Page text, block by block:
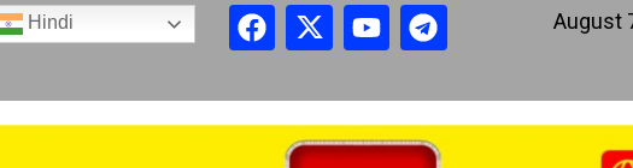
Hindi August